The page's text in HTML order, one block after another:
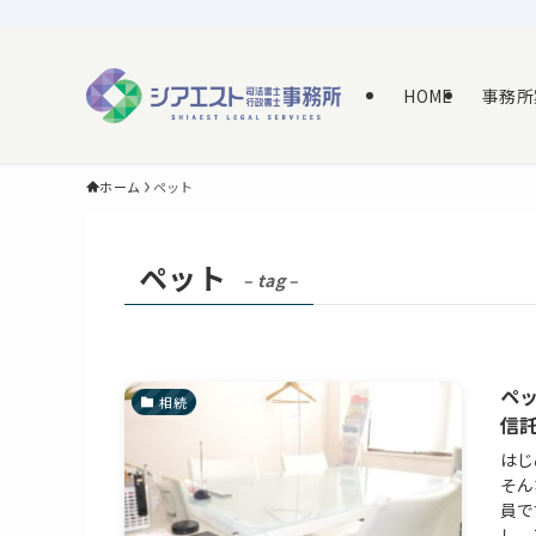
HOME 事務
ホーム ペット
ペット – tag –
相続
ペ
信
は
そ
員